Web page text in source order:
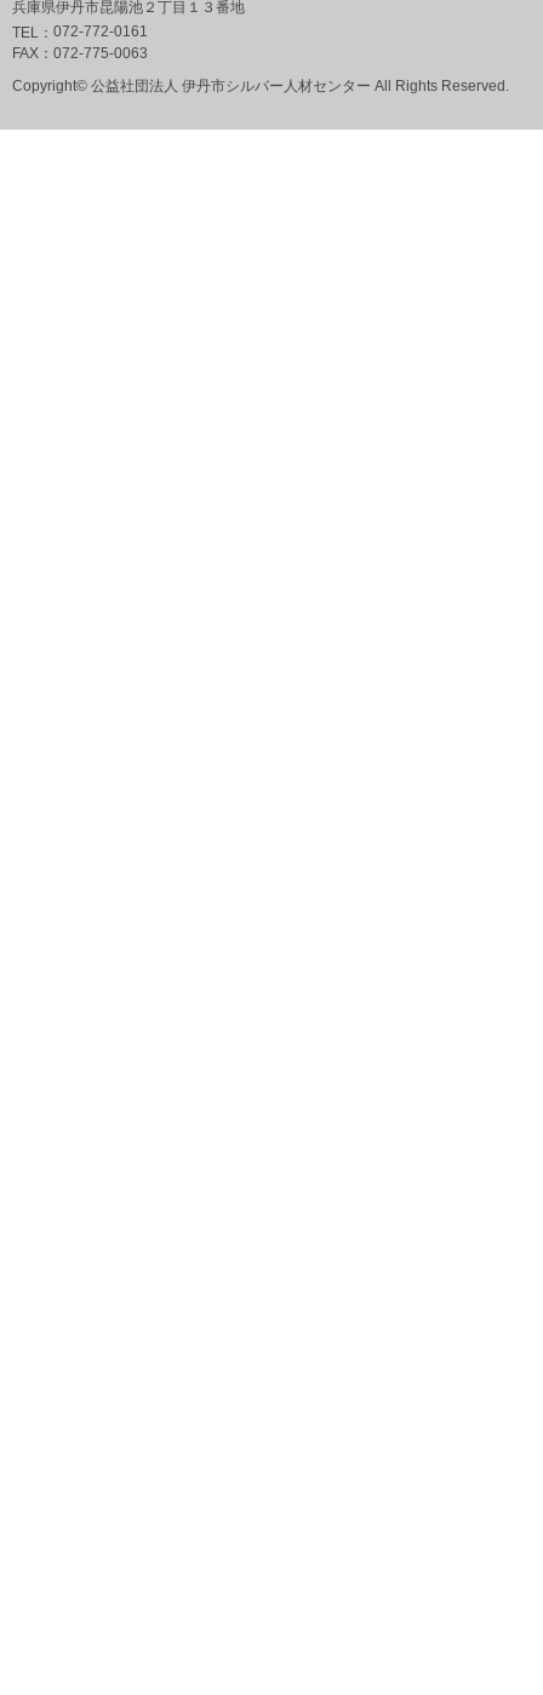
兵庫県伊丹市昆陽池２丁目１３番地
TEL： 072-772-0161
FAX： 072-775-0063
Copyright© 公益社団法人 伊丹市シルバー人材センター All Rights Reserved.